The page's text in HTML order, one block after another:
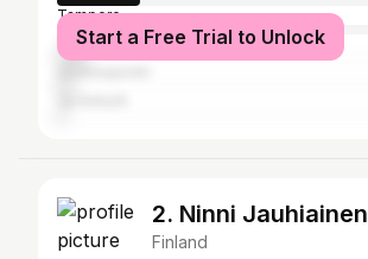
Tampere
Turku
Start a Free Trial to Unlock
2. Ninni Jauhiainen
Finland